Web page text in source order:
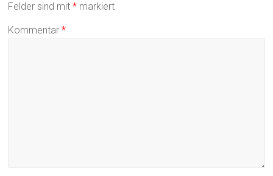
Felder sind mit* markiert
Kommentar*